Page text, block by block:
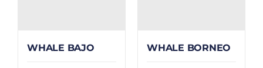
WHALE BAJO WHALE BORNEO